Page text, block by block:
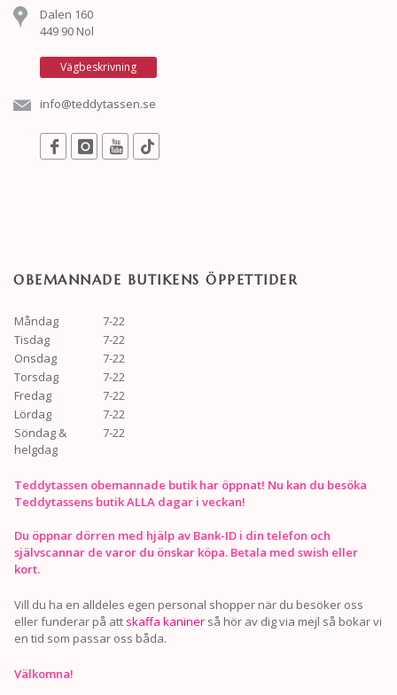
Dalen 160
449 90 Nol
Vägbeskrivning
info@teddytassen.se
OBEMANNADE BUTIKENS ÖPPETTIDER
Måndag
7-22
Tisdag
7-22
Onsdag
7-22
Torsdag
7-22
Fredag
7-22
Lördag
7-22
Söndag &
helgdag
7-22
Teddytassen obemannade butik har öppnat! Nu kan du besöka
Teddytassens butik ALLA dagar i veckan!
Du öppnar dörren med hjälp av Bank-ID i din telefon och
självscannar de varor du önskar köpa. Betala med swish eller
kort.
Vill du ha en alldeles egen personal shopper när du besöker oss
eller funderar på att skaffa kaniner så hör av dig via mejl så bokar vi
en tid som passar oss båda.
Välkomna!